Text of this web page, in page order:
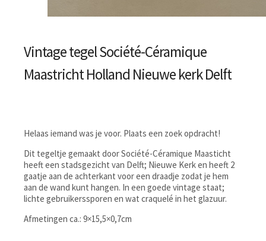
Vintage tegel Société-Céramique
Maastricht Holland Nieuwe kerk Delft
Helaas iemand was je voor. Plaats een zoek opdracht!
Dit tegeltje gemaakt door Société-Céramique Maasticht
heeft een stadsgezicht van Delft; Nieuwe Kerk en heeft 2
gaatje aan de achterkant voor een draadje zodat je hem
aan de wand kunt hangen. In een goede vintage staat;
lichte gebruikerssporen en wat craquelé in het glazuur.
Afmetingen ca.: 9×15,5×0,7cm